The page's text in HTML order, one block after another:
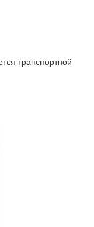
транспортной